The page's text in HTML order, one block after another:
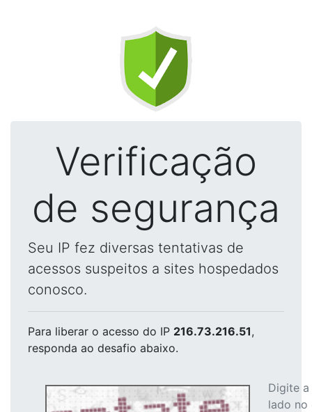
Verificação
de segurança
Seu IP fez diversas tentativas de
acessos suspeitos a sites hospedados
conosco.
Para liberar o acesso do IP 216.73.216.51,
responda ao desafio abaixo.
Digite
lado no